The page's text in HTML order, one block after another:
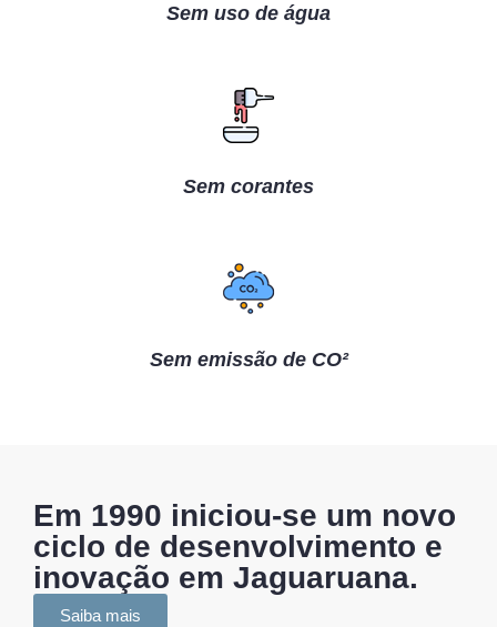
Sem uso de água
Sem corantes
Sem emissão de CO²
Em 1990 iniciou-se um novo
ciclo de desenvolvimento e
inovação em Jaguaruana.
Saiba mais